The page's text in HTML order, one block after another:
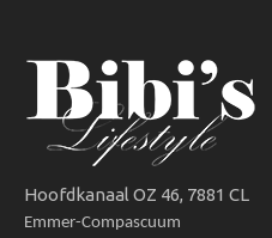
Hoofdkanaal OZ 46, 7881 CL
Emmer-Compascuum